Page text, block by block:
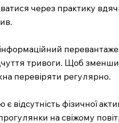
через практику
тривоги. Щоб
перевіряти регулярно.
відсутність фізичної
на свіжому